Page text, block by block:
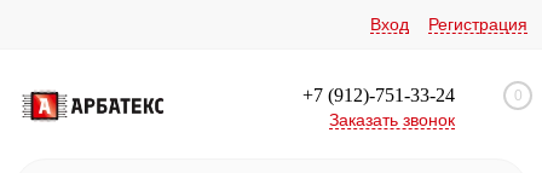
Вход Регистрация
+7 (912)-751-33-24
Заказать звонок
0